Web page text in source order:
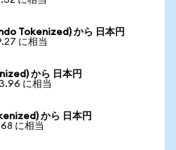
Tokenized) から 日本円
に相当
から 日本円
に相当
から 日本円
に相当